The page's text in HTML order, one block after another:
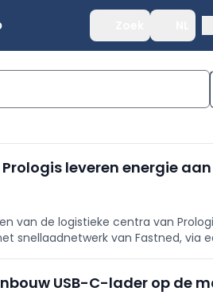
leveren energie
van de logistieke centra van
snellaadnetwerk van Fastned, via
USB-C-lader op de